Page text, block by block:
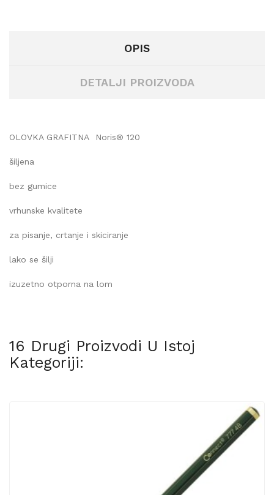
OPIS
DETALJI PROIZVODA
OLOVKA GRAFITNA Noris® 120
šiljena
bez gumice
vrhunske kvalitete
za pisanje, crtanje i skiciranje
lako se šilji
izuzetno otporna na lom
16 Drugi Proizvodi U Istoj
Kategoriji: